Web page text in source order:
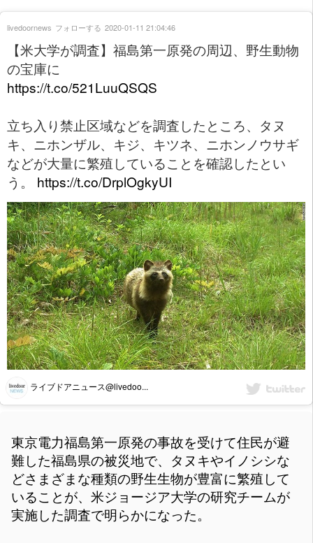
【米大学が調査】福島第一原発の周辺、野生動物
の宝庫に
https://t.co/521LuuQSQS
立ち入り禁止区域などを調査したところ、タヌ
キ、ニホンザル、キジ、キツネ、ニホンノウサギ
などが大量に繁殖していることを確認したとい
う。 https://t.co/DrplOgkyUI
ライブドアニュース@livedoo...
livedoornews フォローする 2020-01-11 21:04:46
東京電力福島第一原発の事故を受けて住民が避
難した福島県の被災地で、タヌキやイノシシな
どさまざまな種類の野生生物が豊富に繁殖して
いることが、米ジョージア大学の研究チームが
実施した調査で明らかになった。